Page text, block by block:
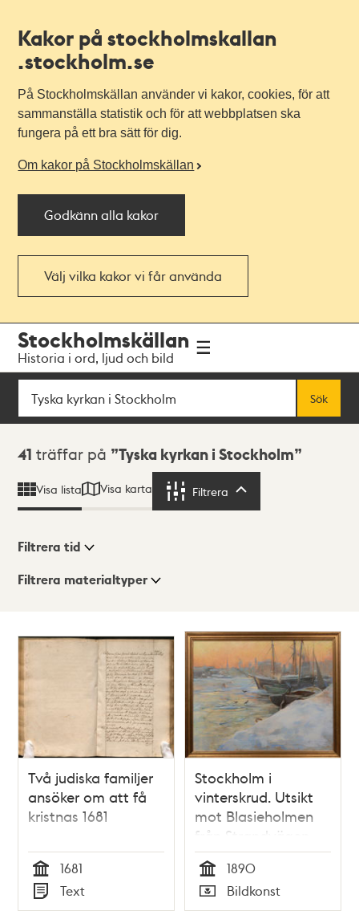
Kakor på stockholmskallan
.stockholm.se
På Stockholmskällan använder vi kakor, cookies, för att
sammanställa statistik och för att webbplatsen ska
fungera på ett bra sätt för dig.
Om kakor på Stockholmskällan
Godkänn alla kakor
Välj vilka kakor vi får använda
navigationen
huvudinnehållet
Stockholmskällan
Historia i ord, ljud och bild
Sök
Sök
Sökresultat
41 träffar på Tyska kyrkan i Stockholm
Visa lista Visa karta Filtrera
Visningsläge
ListaKarta
Filtrera tid
Filtrera materialtyper
träffar
Två judiska familjer
ansöker om att få
kristnas 1681
Tid
1681
Typ
Text
Stockholm i
vinterskrud. Utsikt
mot Blasieholmen
från Strandvägen
Tid
1890
Typ
Bildkonst